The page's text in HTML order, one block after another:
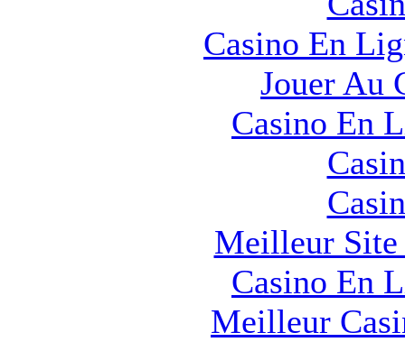
Casino En
Jouer Au
Casino En
Meilleur Site
Casino En
Meilleur